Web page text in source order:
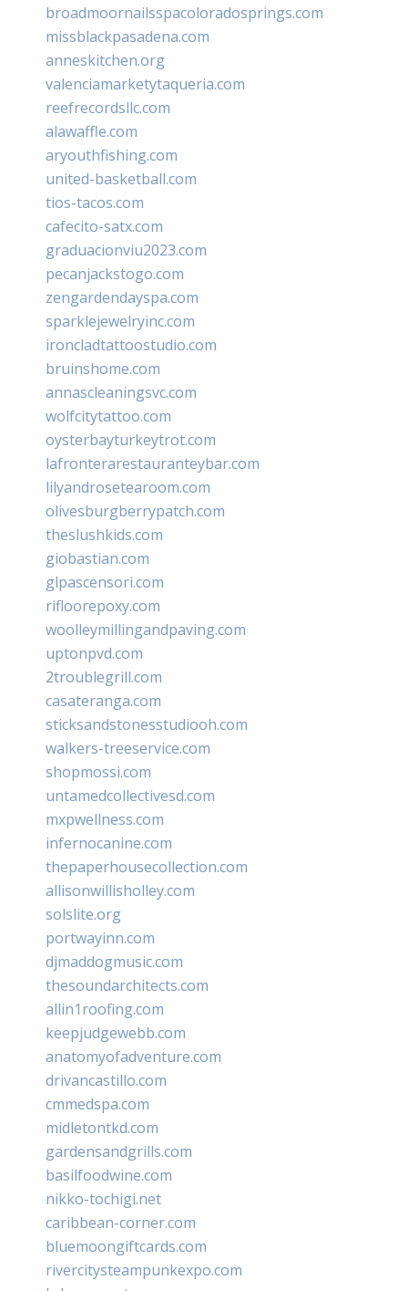
broadmoornailsspacoloradosprings.com
missblackpasadena.com
anneskitchen.org
valenciamarketytaqueria.com
reefrecordsllc.com
alawaffle.com
aryouthfishing.com
united-basketball.com
tios-tacos.com
cafecito-satx.com
graduacionviu2023.com
pecanjackstogo.com
zengardendayspa.com
sparklejewelryinc.com
ironcladtattoostudio.com
bruinshome.com
annascleaningsvc.com
wolfcitytattoo.com
oysterbayturkeytrot.com
lafronterarestauranteybar.com
lilyandrosetearoom.com
olivesburgberrypatch.com
theslushkids.com
giobastian.com
glpascensori.com
rifloorepoxy.com
woolleymillingandpaving.com
uptonpvd.com
2troublegrill.com
casateranga.com
sticksandstonesstudiooh.com
walkers-treeservice.com
shopmossi.com
untamedcollectivesd.com
mxpwellness.com
infernocanine.com
thepaperhousecollection.com
allisonwillisholley.com
solslite.org
portwayinn.com
djmaddogmusic.com
thesoundarchitects.com
allin1roofing.com
keepjudgewebb.com
anatomyofadventure.com
drivancastillo.com
cmmedspa.com
midletontkd.com
gardensandgrills.com
basilfoodwine.com
nikko-tochigi.net
caribbean-corner.com
bluemoongiftcards.com
rivercitysteampunkexpo.com